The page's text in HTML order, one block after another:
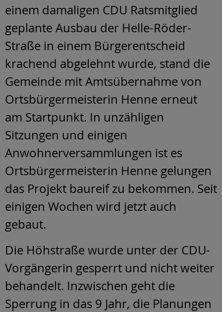
einem damaligen CDU Ratsmitglied
geplante Ausbau der Helle-Röder-
Straße in einem Bürgerentscheid
krachend abgelehnt wurde, stand die
Gemeinde mit Amtsübernahme von
Ortsbürgermeisterin Henne erneut
am Startpunkt. In unzähligen
Sitzungen und einigen
Anwohnerversammlungen ist es
Ortsbürgermeisterin Henne gelungen
das Projekt baureif zu bekommen. Seit
einigen Wochen wird jetzt auch
gebaut.
Die Höhstraße wurde unter der CDU-
Vorgängerin gesperrt und nicht weiter
behandelt. Inzwischen geht die
Sperrung in das 9 Jahr, die Planungen